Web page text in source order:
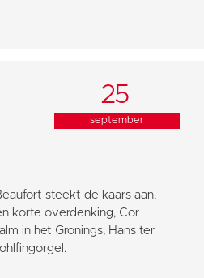
25
september
steekt de kaars aan,
korte overdenking, Cor
in het Gronings, Hans ter